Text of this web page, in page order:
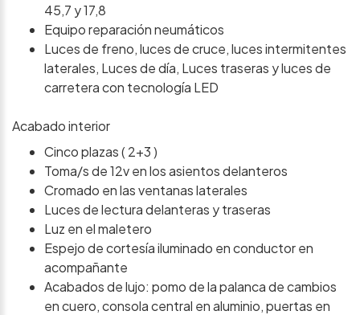
45,7 y 17,8
Equipo reparación neumáticos
Luces de freno, luces de cruce, luces intermitentes
laterales, Luces de día, Luces traseras y luces de
carretera con tecnología LED
Acabado interior
Cinco plazas ( 2+3 )
Toma/s de 12v en los asientos delanteros
Cromado en las ventanas laterales
Luces de lectura delanteras y traseras
Luz en el maletero
Espejo de cortesía iluminado en conductor en
acompañante
Acabados de lujo: pomo de la palanca de cambios
en cuero, consola central en aluminio, puertas en